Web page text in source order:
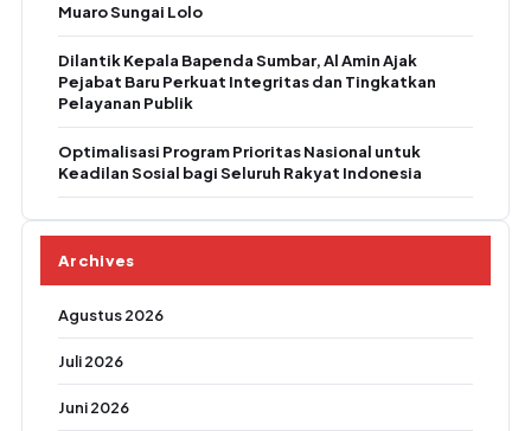
Muaro Sungai Lolo
Dilantik Kepala Bapenda Sumbar, Al Amin Ajak
Pejabat Baru Perkuat Integritas dan Tingkatkan
Pelayanan Publik
Optimalisasi Program Prioritas Nasional untuk
Keadilan Sosial bagi Seluruh Rakyat Indonesia
Archives
Agustus 2026
Juli 2026
Juni 2026